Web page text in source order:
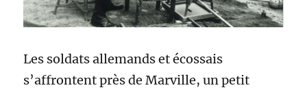
Les soldats allemands et écossais
s’affrontent près de Marville, un petit